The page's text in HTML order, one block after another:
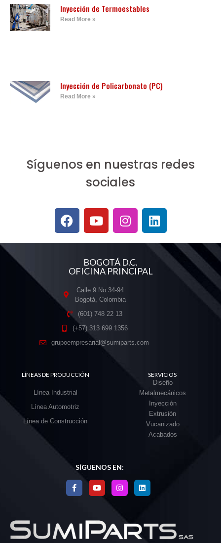
Inyección de Termoestables
Read More »
Inyección de Policarbonato (PC)
Read More »
Síguenos en nuestras redes
sociales
BOGOTÁ D.C.
OFICINA PRINCIPAL
Calle 9 No 34-94
Bogotá, Colombia
(601) 748 22 13
(+57) 313 699 1356
grupoempresarial@sumiparts.com
LÍNEAS DE PRODUCCIÓN
Línea Industrial
Línea Automotriz
Línea de Construcción
SERVICIOS
Diseño
Metalmecánicos
Inyección
Extrusión
Vucanizado
Acabados
SÍGUENOS EN: